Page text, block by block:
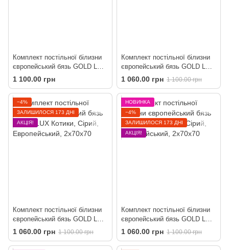
Комплект постільної білизни
європейський бязь GOLD LUX
Грін смуги
1 100.00 грн
Комплект постільної білизни
європейський бязь GOLD LUX
Котики
1 060.00 грн 1 100.00 грн
−4%
ЗАЛИШИЛОСЯ 173 ДНІ
АКЦІЯ!
Комплект постільної білизни
європейський бязь GOLD LUX
Котики
1 060.00 грн 1 100.00 грн
НОВИНКА
−4%
ЗАЛИШИЛОСЯ 173 ДНІ
АКЦІЯ!
Комплект постільної білизни
європейський бязь GOLD LUX
Поезія
1 060.00 грн 1 100.00 грн